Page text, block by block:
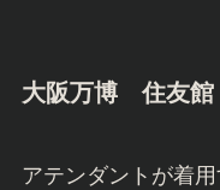
大阪万博住友館
アテンダントが着用